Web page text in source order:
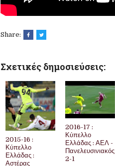
Share:
Σχετικές δημοσιεύσεις:
2015-16 :
Κύπελλο
Ελλάδας :
Αστέρας
2016-17 :
Κύπελλο
Ελλάδας : ΑΕΛ -
Πανελευσινιακός
2-1